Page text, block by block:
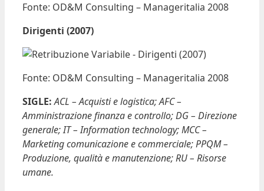
Fonte: OD&M Consulting – Manageritalia 2008
Dirigenti (2007)
Fonte: OD&M Consulting – Manageritalia 2008
SIGLE: ACL – Acquisti e logistica; AFC –
Amministrazione finanza e controllo; DG – Direzione
generale; IT – Information technology; MCC –
Marketing comunicazione e commerciale; PPQM –
Produzione, qualità e manutenzione; RU – Risorse
umane.